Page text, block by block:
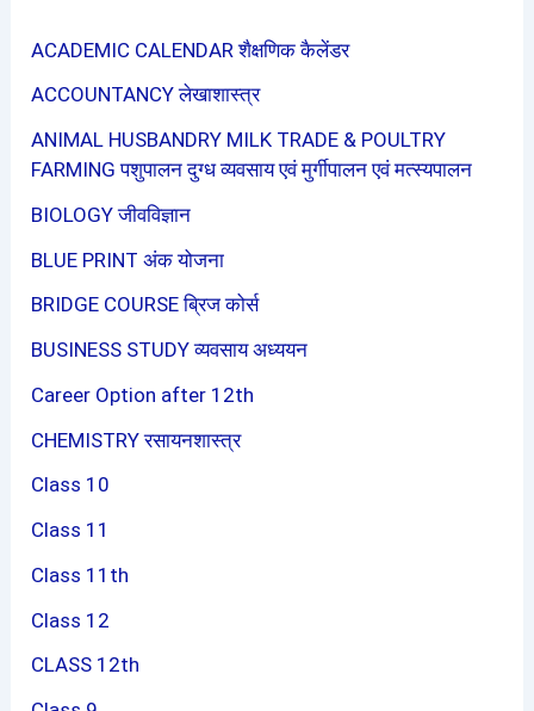
ACADEMIC CALENDAR शैक्षणिक कैलेंडर
ACCOUNTANCY लेखाशास्त्र
ANIMAL HUSBANDRY MILK TRADE & POULTRY
FARMING पशुपालन दुग्ध व्यवसाय एवं मुर्गीपालन एवं मत्स्यपालन
BIOLOGY जीवविज्ञान
BLUE PRINT अंक योजना
BRIDGE COURSE ब्रिज कोर्स
BUSINESS STUDY व्यवसाय अध्ययन
Career Option after 12th
CHEMISTRY रसायनशास्त्र
Class 10
Class 11
Class 11th
Class 12
CLASS 12th